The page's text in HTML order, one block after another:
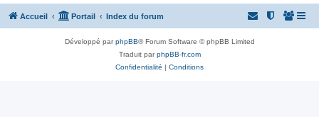
Accueil Portail Index du forum
Développé parphpBB® Forum Software © phpBB Limited
Traduit parphpBB-fr.com
Confidentialité | Conditions